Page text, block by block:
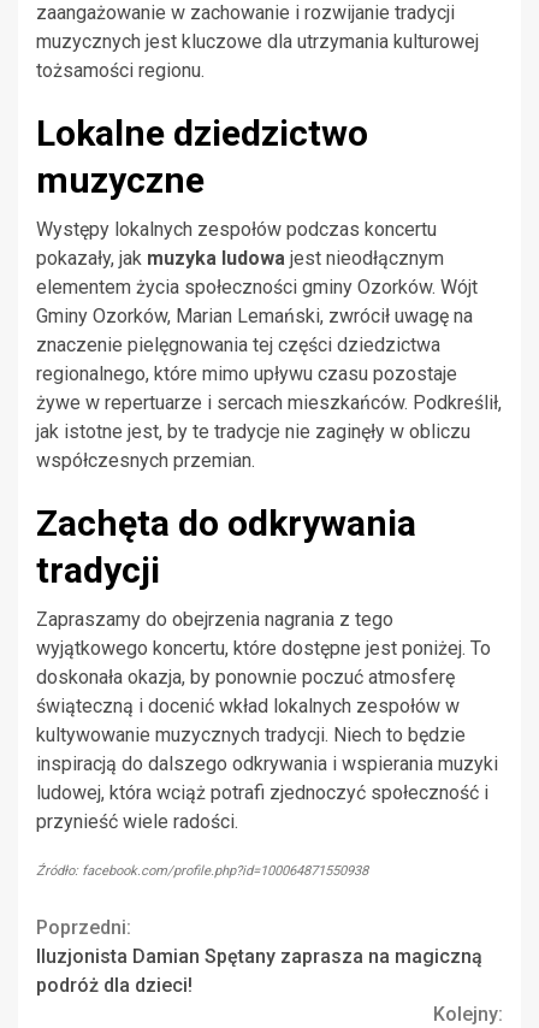
zaangażowanie w zachowanie i rozwijanie tradycji
muzycznych jest kluczowe dla utrzymania kulturowej
tożsamości regionu.
Lokalne dziedzictwo
muzyczne
Występy lokalnych zespołów podczas koncertu
pokazały, jak muzyka ludowa jest nieodłącznym
elementem życia społeczności gminy Ozorków. Wójt
Gminy Ozorków, Marian Lemański, zwrócił uwagę na
znaczenie pielęgnowania tej części dziedzictwa
regionalnego, które mimo upływu czasu pozostaje
żywe w repertuarze i sercach mieszkańców. Podkreślił,
jak istotne jest, by te tradycje nie zaginęły w obliczu
współczesnych przemian.
Zachęta do odkrywania
tradycji
Zapraszamy do obejrzenia nagrania z tego
wyjątkowego koncertu, które dostępne jest poniżej. To
doskonała okazja, by ponownie poczuć atmosferę
świąteczną i docenić wkład lokalnych zespołów w
kultywowanie muzycznych tradycji. Niech to będzie
inspiracją do dalszego odkrywania i wspierania muzyki
ludowej, która wciąż potrafi zjednoczyć społeczność i
przynieść wiele radości.
Źródło: facebook.com/profile.php?id=100064871550938
Continue
Reading
Poprzedni:
Iluzjonista Damian Spętany zaprasza na magiczną
podróż dla dzieci!
Kolejny: